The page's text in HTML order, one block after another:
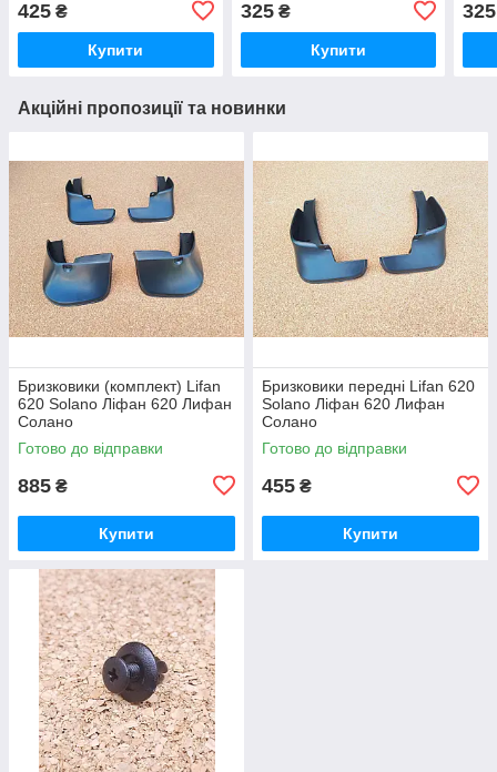
425 ₴
Купити
325₴
Купити
325
Акційні пропозиції та новинки
Бризковики (комплект) Lifan
620 Solano Ліфан 620 Лифан
Солано
Готово до відправки
885 ₴
Купити
Бризковики передні Lifan 620
Solano Ліфан 620 Лифан
Солано
Готово до відправки
455 ₴
Купити